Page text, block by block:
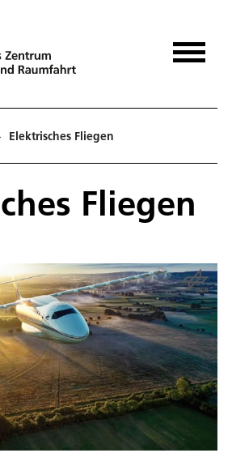
Elektrisches Fliegen
Fliegen